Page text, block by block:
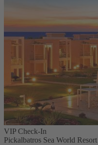
VIP Check-In
Pickalbatros Sea World Resort